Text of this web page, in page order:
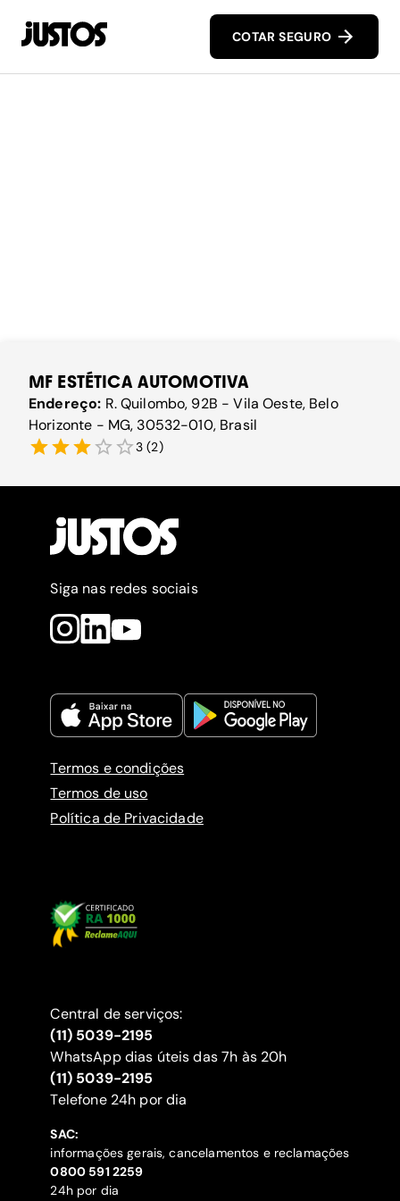
COTAR SEGURO
MF ESTÉTICA AUTOMOTIVA
Endereço: R. Quilombo, 92B - Vila Oeste, Belo
Horizonte - MG, 30532-010, Brasil
3 (2)
Siga nas redes sociais
Termos e condições
Termos de uso
Política de Privacidade
Central de serviços:
(11) 5039-2195
WhatsApp dias úteis das 7h às 20h
(11) 5039-2195
‍Telefone 24h por dia
SAC:
informações gerais, cancelamentos e reclamações
‍0800 591 2259
24h por dia